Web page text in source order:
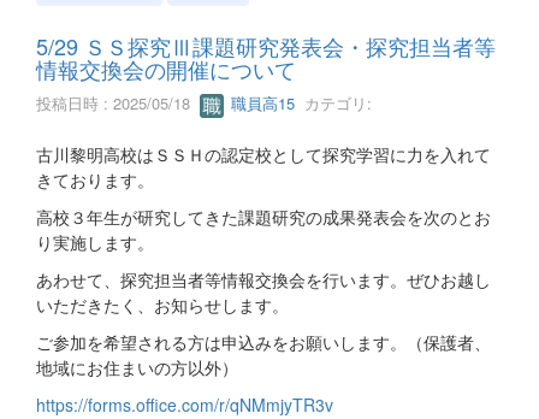
5/29 ＳＳ探究Ⅲ課題研究発表会・探究担当者等
情報交換会の開催について
投稿日時 : 2025/05/18 職員高15 カテゴリ:
古川黎明高校はＳＳＨの認定校として探究学習に力を入れて
きております。
高校３年生が研究してきた課題研究の成果発表会を次のとお
り実施します。
あわせて、探究担当者等情報交換会を行います。ぜひお越し
いただきたく、お知らせします。
ご参加を希望される方は申込みをお願いします。（保護者、
地域にお住まいの方以外）
https://forms.office.com/r/qNMmjyTR3v